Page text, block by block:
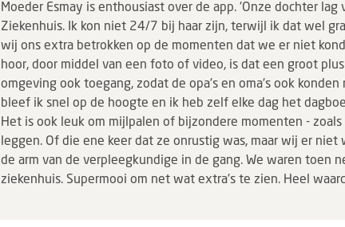
Moeder Esmay is enthousiast over de app. 'Onze dochter
Ziekenhuis. Ik kon niet 24/7 bij haar zijn, terwijl ik dat wel
wij ons extra betrokken op de momenten dat we er niet
hoor, door middel van een foto of video, is dat een groot
omgeving ook toegang, zodat de opa's en oma's ook
bleef ik snel op de hoogte en ik heb zelf elke dag het
Het is ook leuk om mijlpalen of bijzondere momenten -
leggen. Of die ene keer dat ze onrustig was, maar wij er
de arm van de verpleegkundige in de gang. We waren toen
ziekenhuis. Supermooi om net wat extra's te zien. Heel